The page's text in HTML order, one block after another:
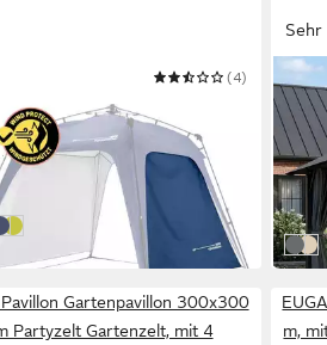
Zubehör Seitenwand – ohne
Gestell
(4)
UVP29,99 €
bei dir
- Blau
Hellgrau
Kamel-Braun
Navy
Seitenwand - Hellgrün
Sehr
16,67
-58%
in 6-7
Gartenpavillon 300x300
Partyzelt Gartenzelt, mit 4
m,